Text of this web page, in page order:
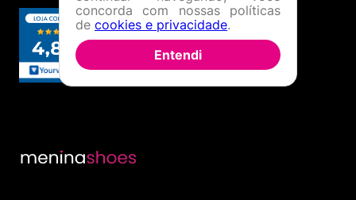
concorda com nossas políticas
de cookies e privacidade.
Entendi